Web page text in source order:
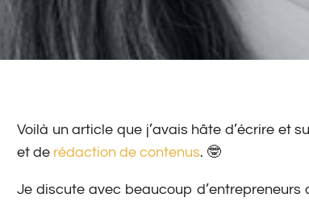
Voilà un article que j’avais hâte d’écrire et
et de rédaction de contenus. 🤓
Je discute avec beaucoup